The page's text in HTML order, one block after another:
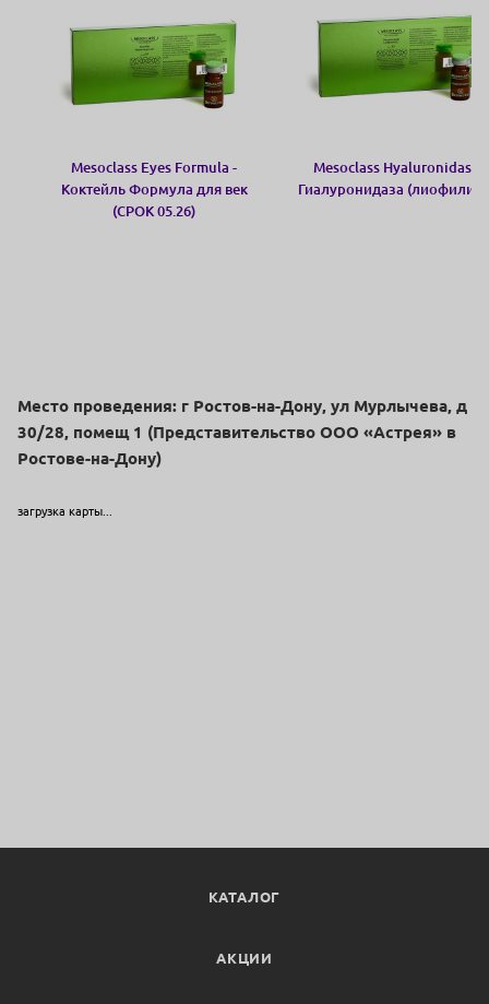
Mesoclass Eyes Formula -
Коктейль Формула для век
(СРОК 05.26)
Mesoclass Hyaluronidase -
Гиалуронидаза
Место проведения: г Ростов-на-Дону, ул Мурлычева, д
30/28, помещ 1 (Представительство ООО «Астрея» в
Ростове-на-Дону)
загрузка карты...
КАТАЛОГ
АКЦИИ